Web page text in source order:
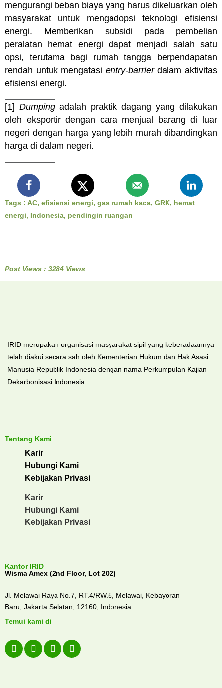
mengurangi beban biaya yang harus dikeluarkan oleh
masyarakat untuk mengadopsi teknologi efisiensi
energi. Memberikan subsidi pada pembelian
peralatan hemat energi dapat menjadi salah satu
opsi, terutama bagi rumah tangga berpendapatan
rendah untuk mengatasi entry-barrierdalam aktivitas
efisiensi energi.
[1] Dumping adalah praktik dagang yang dilakukan
oleh eksportir dengan cara menjual barang di luar
negeri dengan harga yang lebih murah dibandingkan
harga di dalam negeri.
Tags : AC, efisiensi energi, gas rumah kaca, GRK, hemat
energi, Indonesia, pendingin ruangan
Post Views : 3284 Views
IRID merupakan organisasi masyarakat sipil yang keberadaannya
telah diakui secara sah oleh Kementerian Hukum dan Hak Asasi
Manusia Republik Indonesia dengan nama Perkumpulan Kajian
Dekarbonisasi Indonesia.
Tentang Kami
Karir
Hubungi Kami
Kebijakan Privasi
Karir
Hubungi Kami
Kebijakan Privasi
Kantor IRID
Wisma Amex (2nd Floor, Lot 202)
Jl. Melawai Raya No.7, RT.4/RW.5, Melawai, Kebayoran
Baru, Jakarta Selatan, 12160, Indonesia
Temui kami di